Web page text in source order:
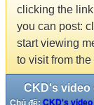
clicking the
you can post:
start viewing
to visit from
CKD's video
Chủ đề: CKD's video